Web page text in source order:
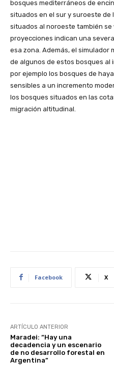
bosques mediterráneos de
situados en el sur y suroeste de
situados al noroeste también
proyecciones indican una
esa zona. Además, el simulador
de algunos de estos bosques al
por ejemplo los bosques de
sensibles a un incremento
los bosques situados en las
migración altitudinal.
Facebook X
ARTÍCULO ANTERIOR
Maradei: “Hay una
decadencia y un escenario
de no desarrollo forestal en
Argentina”